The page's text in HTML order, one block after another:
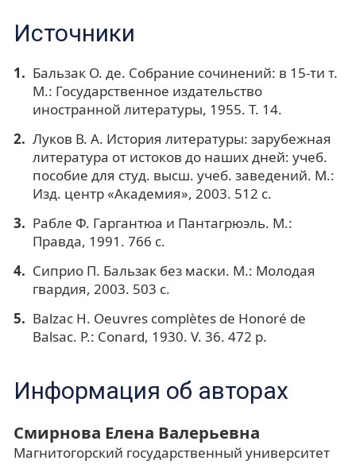
Источники
Бальзак О. де. Собрание сочинений: в 15-ти т.
М.: Государственное издательство
иностранной литературы, 1955. Т. 14.
Луков В. А. История литературы: зарубежная
литература от истоков до наших дней: учеб.
пособие для студ. высш. учеб. заведений. М.:
Изд. центр «Академия», 2003. 512 с.
Рабле Ф. Гаргантюа и Пантагрюэль. М.:
Правда, 1991. 766 с.
Сиприо П. Бальзак без маски. М.: Молодая
гвардия, 2003. 503 с.
Balzac H. Oeuvres complètes de Honoré de
Balsac. P.: Conard, 1930. V. 36. 472 p.
Информация об авторах
Смирнова Елена Валерьевна
Магнитогорский государственный университет